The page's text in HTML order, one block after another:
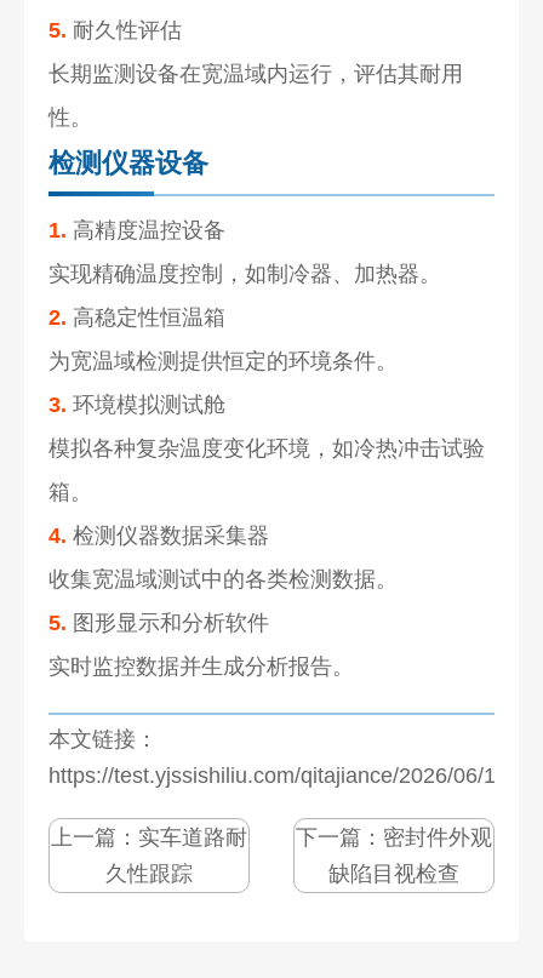
5. 耐久性评估
长期监测设备在宽温域内运行，评估其耐用
性。
检测仪器设备
1. 高精度温控设备
实现精确温度控制，如制冷器、加热器。
2. 高稳定性恒温箱
为宽温域检测提供恒定的环境条件。
3. 环境模拟测试舱
模拟各种复杂温度变化环境，如冷热冲击试验
箱。
4. 检测仪器数据采集器
收集宽温域测试中的各类检测数据。
5. 图形显示和分析软件
实时监控数据并生成分析报告。
本文链接：
https://test.yjssishiliu.com/qitajiance/2026/06/
上一篇： 实车道路耐
久性跟踪
下一篇： 密封件外观
缺陷目视检查